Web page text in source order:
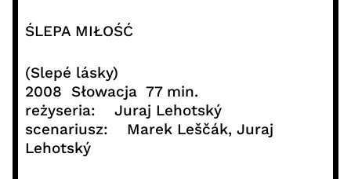
ŚLEPA MIŁOŚĆ
(Slepé lásky)
2008 Słowacja 77 min.
reżyseria: Juraj Lehotský
scenariusz: Marek Leščák, Juraj
Lehotský